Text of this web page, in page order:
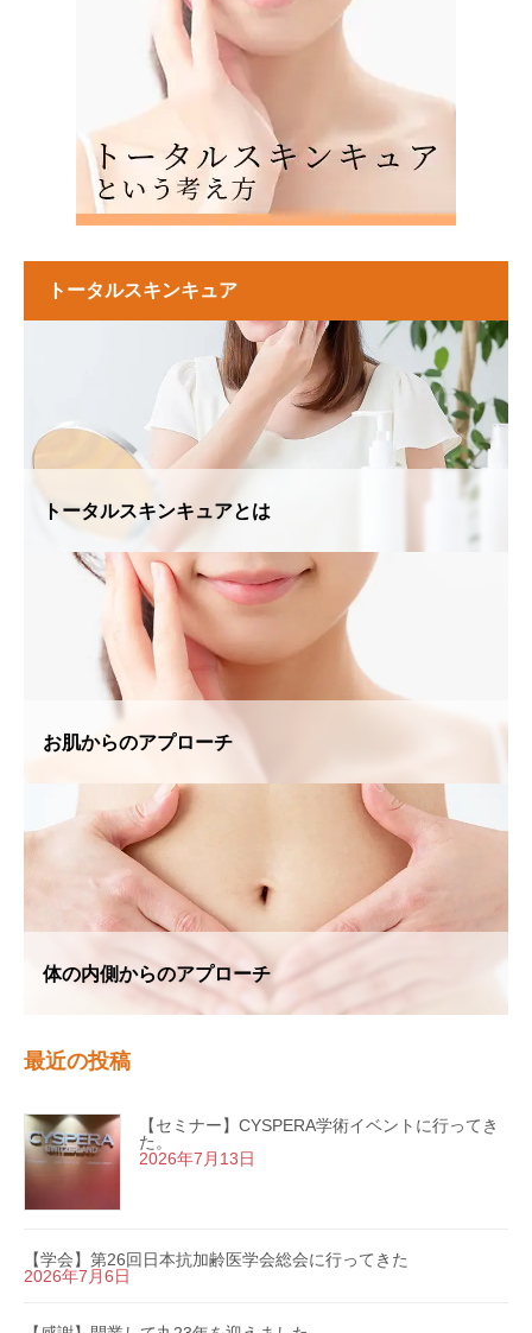
トータルスキンキュア
トータルスキンキュアとは
お肌からのアプローチ
体の内側からのアプローチ
最近の投稿
【セミナー】CYSPERA学術イベントに行ってき
た。
2026年7月13日
【学会】第26回日本抗加齢医学会総会に行ってきた
2026年7月6日